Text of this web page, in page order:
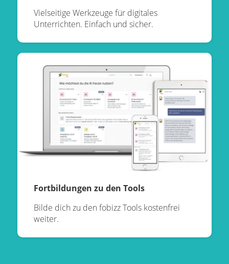
Vielseitige Werkzeuge für digitales
Unterrichten. Einfach und sicher.
Fortbildungen zu den Tools
Bilde dich zu den fobizz Tools kostenfrei
weiter.